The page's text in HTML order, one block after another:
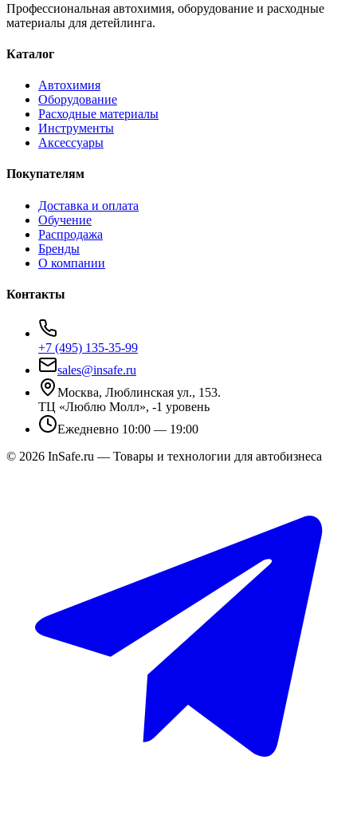
Профессиональная автохимия, оборудование и расходные
материалы для детейлинга.
Каталог
Автохимия
Оборудование
Расходные материалы
Инструменты
Аксессуары
Покупателям
Доставка и оплата
Обучение
Распродажа
Бренды
О компании
Контакты
+7 (495) 135-35-99
sales@insafe.ru
Москва, Люблинская ул., 153.
ТЦ «Люблю Молл», -1 уровень
Ежедневно 10:00 — 19:00
© 2026 InSafe.ru — Товары и технологии для автобизнеса